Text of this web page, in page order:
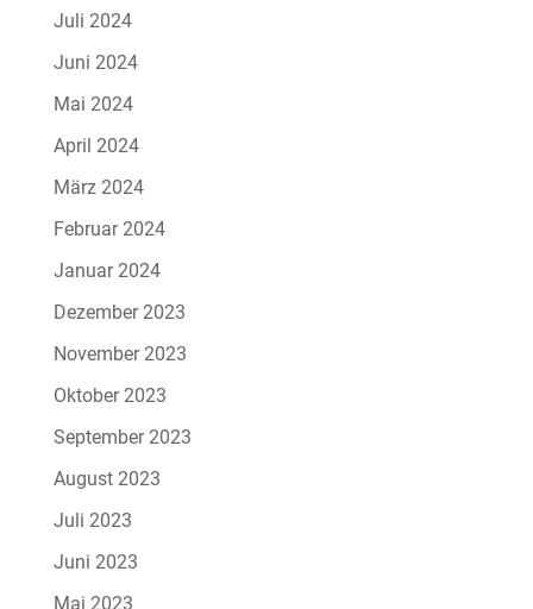
Juli 2024
Juni 2024
Mai 2024
April 2024
März 2024
Februar 2024
Januar 2024
Dezember 2023
November 2023
Oktober 2023
September 2023
August 2023
Juli 2023
Juni 2023
Mai 2023